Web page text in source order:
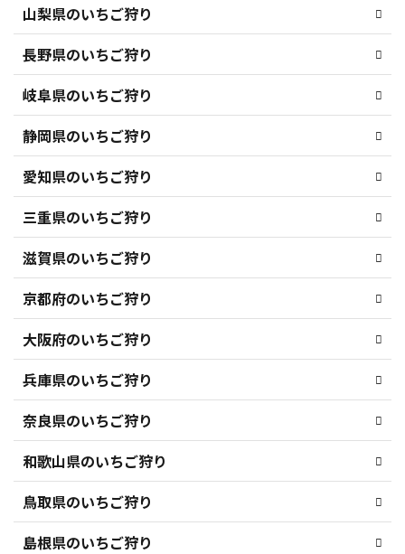
山梨県のいちご狩り
長野県のいちご狩り
岐阜県のいちご狩り
静岡県のいちご狩り
愛知県のいちご狩り
三重県のいちご狩り
滋賀県のいちご狩り
京都府のいちご狩り
大阪府のいちご狩り
兵庫県のいちご狩り
奈良県のいちご狩り
和歌山県のいちご狩り
鳥取県のいちご狩り
島根県のいちご狩り